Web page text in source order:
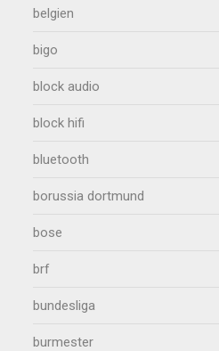
belgien
bigo
block audio
block hifi
bluetooth
borussia dortmund
bose
brf
bundesliga
burmester